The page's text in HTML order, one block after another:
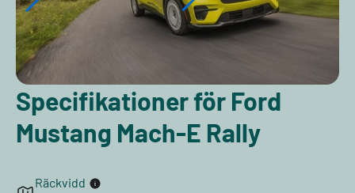
Specifikationer för Ford
Mustang Mach-E Rally
Räckvidd